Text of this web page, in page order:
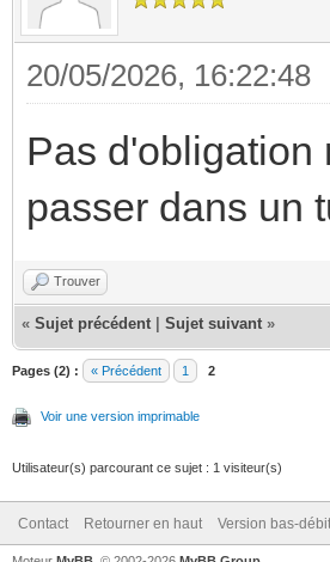
20/05/2026, 16:22:48
Pas d'obligation
passer dans un
Trouver
« Sujet précédent Sujet suivant »
Pages (2) : « Précédent 1 2
Voir une version imprimable
Utilisateur(s) parcourant ce sujet : 1 visiteur(s)
Contact Retourner en haut Version bas-